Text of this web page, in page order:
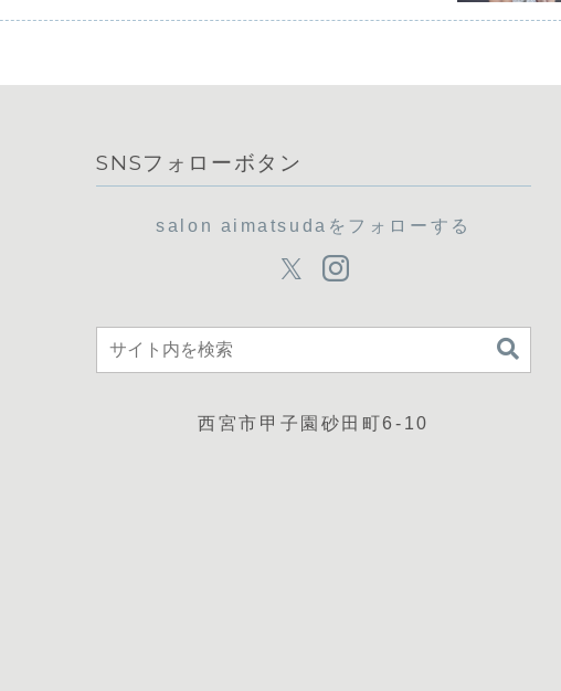
SNSフォローボタン
salon aimatsudaをフォローする
西宮市甲子園砂田町6-10